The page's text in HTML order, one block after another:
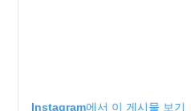
Instagram에서 이 게시물 보기